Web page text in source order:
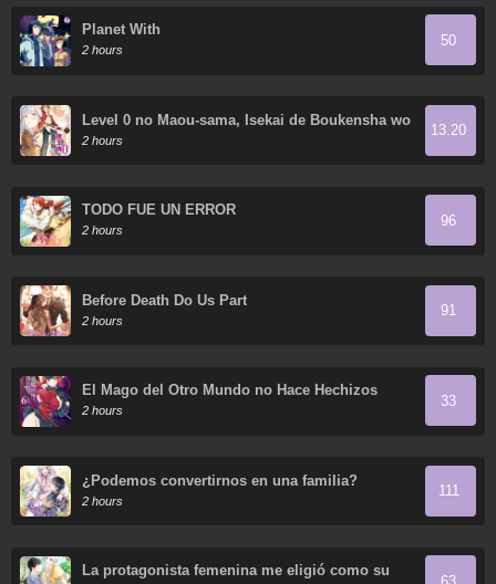
Planet With
2 hours
50
Level 0 no Maou-sama, Isekai de Boukensha wo
Hajimemasu
2 hours
13.20
TODO FUE UN ERROR
2 hours
96
Before Death Do Us Part
2 hours
91
El Mago del Otro Mundo no Hace Hechizos
2 hours
33
¿Podemos convertirnos en una familia?
2 hours
111
La protagonista femenina me eligió como su
63